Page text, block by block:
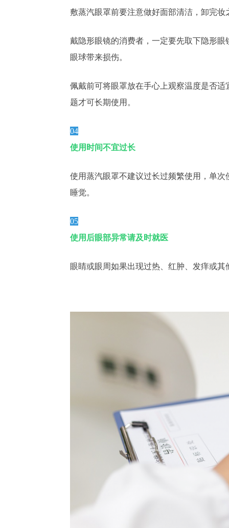
敷蒸汽眼罩前要注意做好面部清洁，卸完妆
戴隐形眼镜的消费者，一定要先取下隐形
眼球带来损伤。
佩戴前可将眼罩放在手心上观察温度是否
题才可长期使用。
04
使用时间不宜过长
使用蒸汽眼罩不建议过长过频繁使用，单
睡觉。
05
使用后眼部异常请及时就医
眼睛或眼周如果出现过热、红肿、发痒或